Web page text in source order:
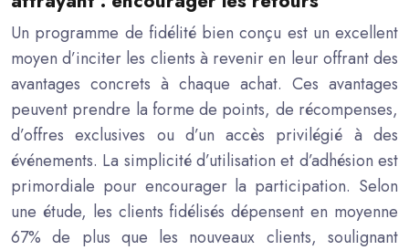
Un programme de fidélité bien conçu est un excellent
moyen d’inciter les clients à revenir en leur offrant des
avantages concrets à chaque achat. Ces avantages
peuvent prendre la forme de points, de récompenses,
d’offres exclusives ou d’un accès privilégié à des
événements. La simplicité d’utilisation et d’adhésion est
primordiale pour encourager la participation. Selon
une étude, les clients fidélisés dépensent en moyenne
67% de plus que les nouveaux clients, soulignant